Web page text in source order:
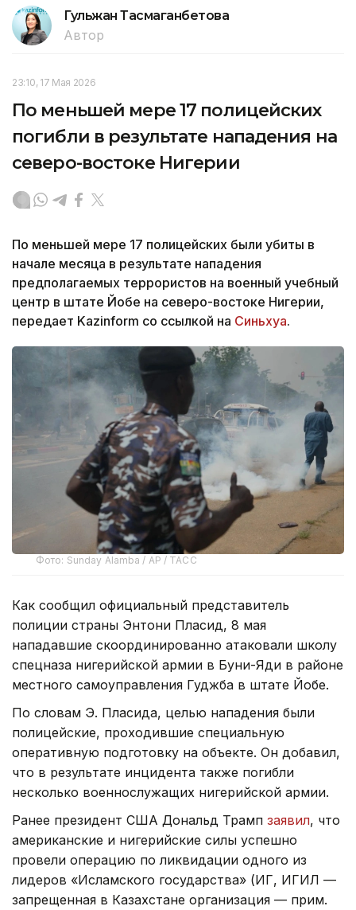
Гульжан Тасмаганбетова
Автор
23:10, 17 Мая 2026
По меньшей мере 17 полицейских
погибли в результате нападения на
северо-востоке Нигерии
По меньшей мере 17 полицейских были убиты в
начале месяца в результате нападения
предполагаемых террористов на военный учебный
центр в штате Йобе на северо-востоке Нигерии,
передает Kazinform со ссылкой на Синьхуа.
Фото: Sunday Alamba / AP / ТАСС
Как сообщил официальный представитель
полиции страны Энтони Пласид, 8 мая
нападавшие скоординированно атаковали школу
спецназа нигерийской армии в Буни-Яди в районе
местного самоуправления Гуджба в штате Йобе.
По словам Э. Пласида, целью нападения были
полицейские, проходившие специальную
оперативную подготовку на объекте. Он добавил,
что в результате инцидента также погибли
несколько военнослужащих нигерийской армии.
Ранее президент США Дональд Трамп заявил, что
американские и нигерийские силы успешно
провели операцию по ликвидации одного из
лидеров «Исламского государства» (ИГ, ИГИЛ —
запрещенная в Казахстане организация — прим.